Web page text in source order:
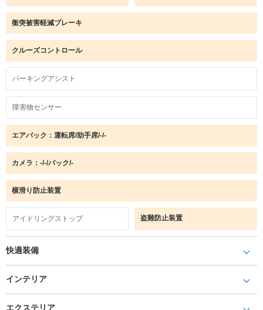
衝突被害軽減ブレーキ
クルーズコントロール
パーキングアシスト
障害物センサー
エアバック：運転席/助手席/-/-
カメラ：-/-/バック/-
横滑り防止装置
アイドリングストップ 盗難防止装置
快適装備
インテリア
エクステリア